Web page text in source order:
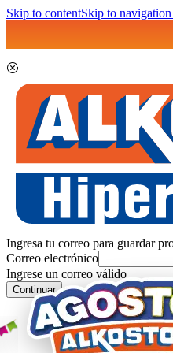
Skip to contentSkip to navigation
Ingresa tu correo para guardar
Correo electrónico
Ingrese un correo válido
Continuar